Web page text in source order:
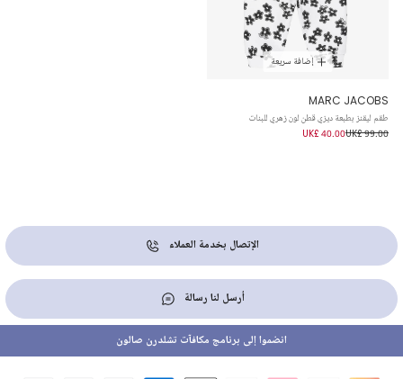
إضافة سريعة
MARC JACOBS
طقم ليقنز بطبعة ديزي قطن لون زهري للبنات
UK£ 99.00
UK£ 40.00
الإتصال بخدمة العملاء
أرسل لنا رسالة
انضموا إلى برنامج مكافآت تشلدرن صالون